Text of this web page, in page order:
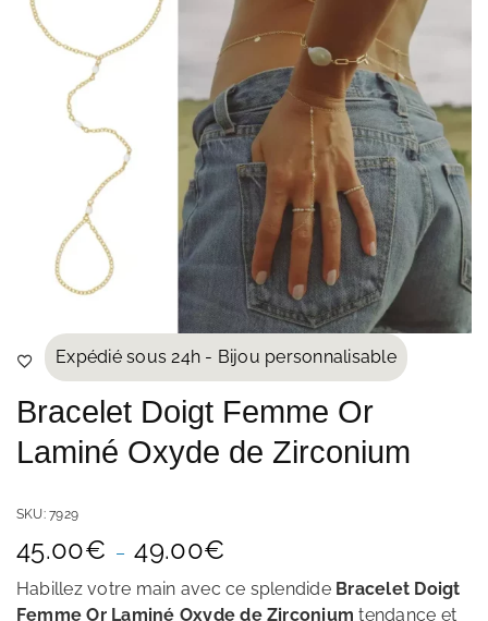
Expédié sous 24h - Bijou personnalisable
Bracelet Doigt Femme Or
Laminé Oxyde de Zirconium
SKU:7929
45.00€ – 49.00€
prix :
45.00€
Habillez votre main avec ce splendideBracelet Doigt
Femme Or Laminé Oxyde de Zirconium tendance et